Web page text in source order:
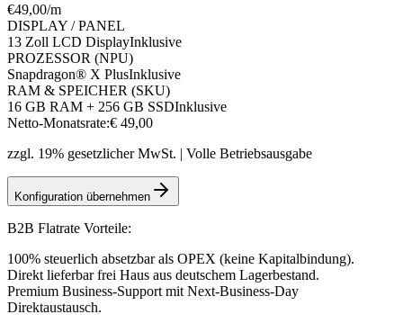
€49,00/m
DISPLAY / PANEL
13 Zoll LCD DisplayInklusive
PROZESSOR (NPU)
Snapdragon® X PlusInklusive
RAM & SPEICHER (SKU)
16 GB RAM + 256 GB SSDInklusive
Netto-Monatsrate:€ 49,00
zzgl. 19% gesetzlicher MwSt. | Volle Betriebsausgabe
Konfiguration übernehmen
B2B Flatrate Vorteile:
100% steuerlich absetzbar als OPEX (keine Kapitalbindung).
Direkt lieferbar frei Haus aus deutschem Lagerbestand.
Premium Business-Support mit Next-Business-Day
Direktaustausch.